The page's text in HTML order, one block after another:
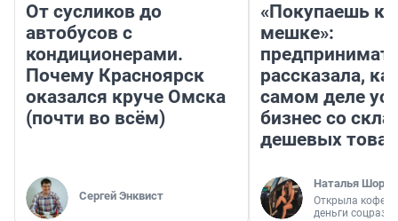
От сусликов до
автобусов с
кондиционерами.
Почему Красноярск
оказался круче Омска
(почти во всём)
Сергей Энквист
«Покупаешь
мешке»:
рассказала,
самом деле
бизнес со
дешевых
Наталья
Открыла
деньги